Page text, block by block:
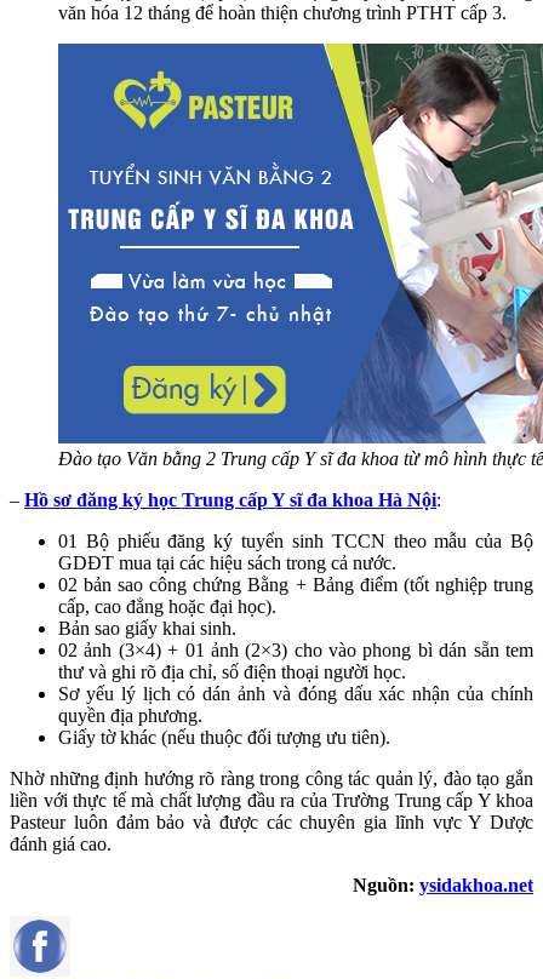
văn hóa 12 tháng để hoàn thiện chương trình PTHT cấp 3.
Đào tạo Văn bằng 2 Trung cấp Y sĩ đa khoa từ mô hình thực
– Hồ sơ đăng ký học Trung cấp Y sĩ đa khoa Hà Nội:
01 Bộ phiếu đăng ký tuyển sinh TCCN theo mẫu của Bộ
GD­ĐT mua tại các hiệu sách trong cả nước.
02 bản sao công chứng Bằng + Bảng điểm (tốt nghiệp trung
cấp, cao đẳng hoặc đại học).
Bản sao giấy khai sinh.
02 ảnh (3×4) + 01 ảnh (2×3) cho vào phong bì dán sẵn tem
thư và ghi rõ địa chỉ, số điện thoại người học.
Sơ yếu lý lịch có dán ảnh và đóng dấu xác nhận của chính
quyền địa phương.
Giấy tờ khác (nếu thuộc đối tượng ưu tiên).
Nhờ những định hướng rõ ràng trong công tác quản lý, đào tạo gắn
liền với thực tế mà chất lượng đầu ra của Trường Trung cấp Y khoa
Pasteur luôn đảm bảo và được các chuyên gia lĩnh vực Y Dược
đánh giá cao.
Nguồn: ysidakhoa.net